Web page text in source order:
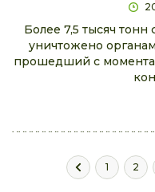
Более 7,5 тысяч
уничтожено
прошедший с момента
1 2